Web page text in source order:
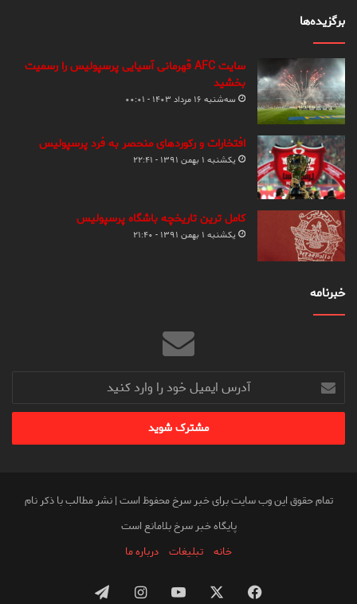
برگزیده‌ها
سایت AFC قهرمانی آسیایی پرسپولیس را رسمیت
بخشید
سه‌شنبه ۱۶ مرداد ۱۴۰۳ - ۰۰:۰۱
افتخارات و رکوردهای منحصر به فرد پرسپولیس
یکشنبه ۱ بهمن ۱۳۹۱ - ۲۲:۴۱
کامل ترین تاریخچه باشگاه پرسپولیس
یکشنبه ۱ بهمن ۱۳۹۱ - ۲۱:۴۰
خبرنامه
آدرس
ایمیل
خود
وارد
تمام حقوق این وب سایت برای خبر سرخ محفوظ است | نشر مطالب با ذکر نام
پایگاه خبر سرخ بلامانع است
خانه
تبلیغات درباره ما
فیس یوتیوباینستاگرامتلگرام